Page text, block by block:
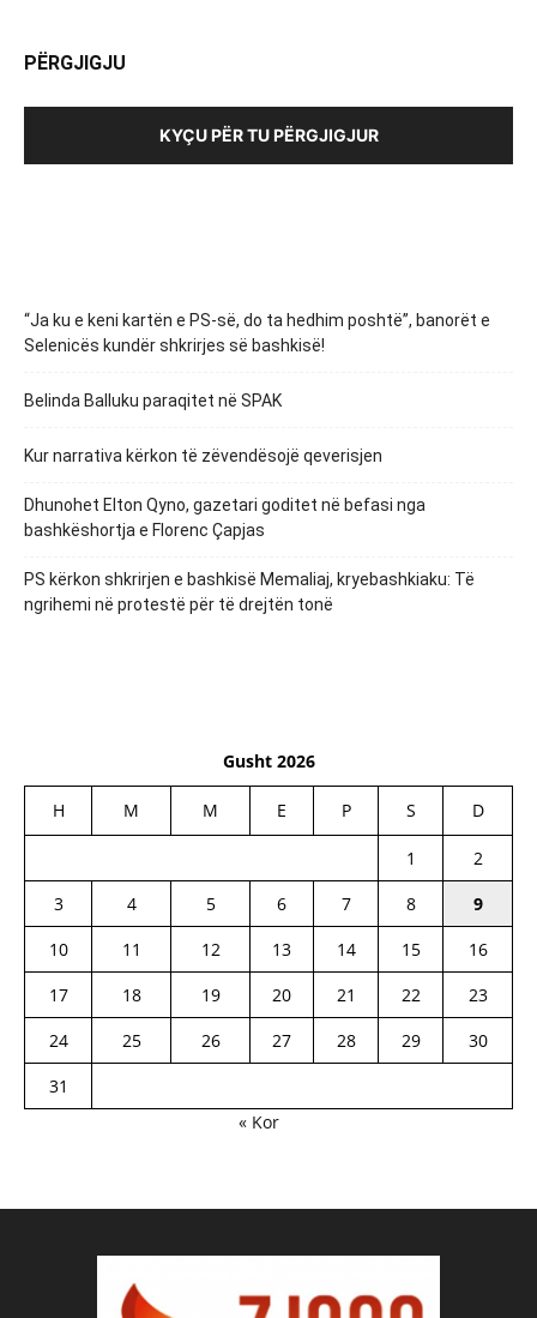
PËRGJIGJU
KYÇU PËR TU PËRGJIGJUR
“Ja ku e keni kartën e PS-së, do ta hedhim poshtë”, banorët e
Selenicës kundër shkrirjes së bashkisë!
Belinda Balluku paraqitet në SPAK
Kur narrativa kërkon të zëvendësojë qeverisjen
Dhunohet Elton Qyno, gazetari goditet në befasi nga
bashkëshortja e Florenc Çapjas
PS kërkon shkrirjen e bashkisë Memaliaj, kryebashkiaku: Të
ngrihemi në protestë për të drejtën tonë
Gusht 2026
H M M E P S D
1
2
3
4 5 6 7 8
9
10
11 12 13 14 15
16
17
18 19 20 21 22
23
24
25 26 27 28 29
30
31
« Kor